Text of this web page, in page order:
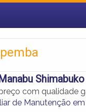
Shimabuko
com qualidade
de Manutenção